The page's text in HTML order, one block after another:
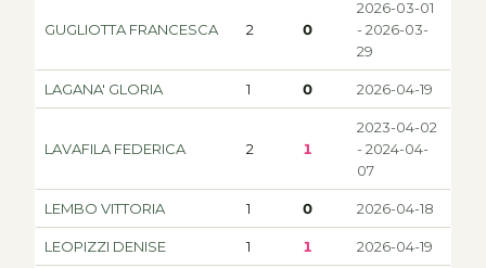
GUGLIOTTA FRANCESCA 2 0
2026-03-01
- 2026-03-
29
LAGANA' GLORIA 1 0 2026-04-19
LAVAFILA FEDERICA 2 1
2023-04-02
- 2024-04-
07
LEMBO VITTORIA 1 0 2026-04-18
LEOPIZZI DENISE 1 1 2026-04-19